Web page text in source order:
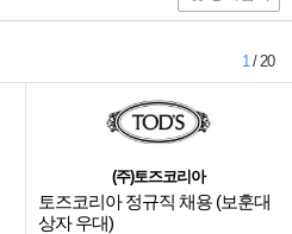
1/ 20
(주)토즈코리아
토즈코리아 정규직 채용 (보훈대
상자 우대)